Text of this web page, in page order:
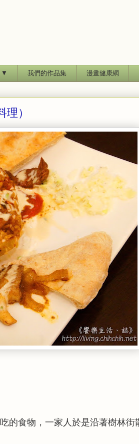
▼ 我們的作品集 漫畫健康網
）
的食物，一家人於是沿著樹林街